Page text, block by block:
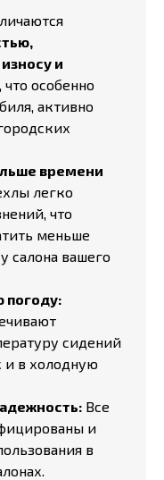
и
, что особенно
активно
времени
легко
что
меньше
салона вашего
погоду:
сидений
и в холодную
Все
и
в